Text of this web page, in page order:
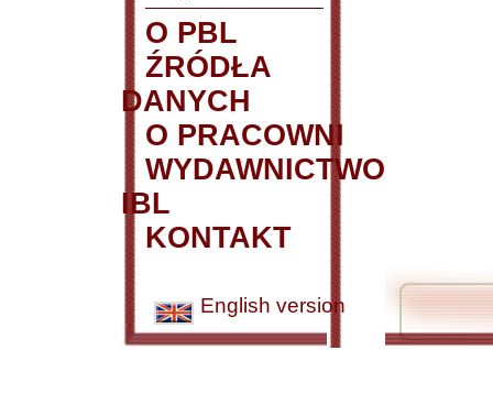
O PBL
ŹRÓDŁA
DANYCH
O PRACOWNI
WYDAWNICTWO
IBL
KONTAKT
English version